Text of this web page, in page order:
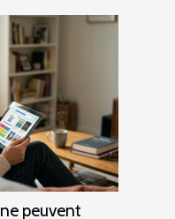
peuvent